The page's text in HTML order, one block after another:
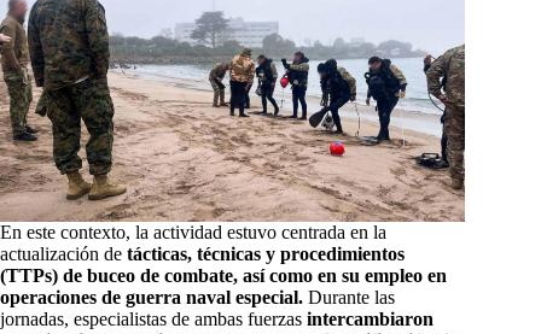
En este contexto, la actividad estuvo centrada en la
actualización de tácticas, técnicas y procedimientos
(TTPs) de buceo de combate, así como en su empleo en
operaciones de guerra naval especial. Durante las
jornadas, especialistas de ambas fuerzas intercambiaron